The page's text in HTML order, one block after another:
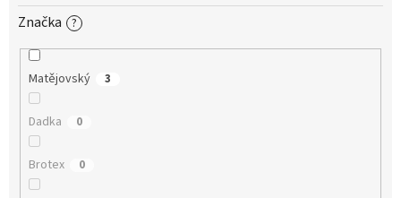
Značka ?
Matějovský 3
Dadka 0
Brotex 0